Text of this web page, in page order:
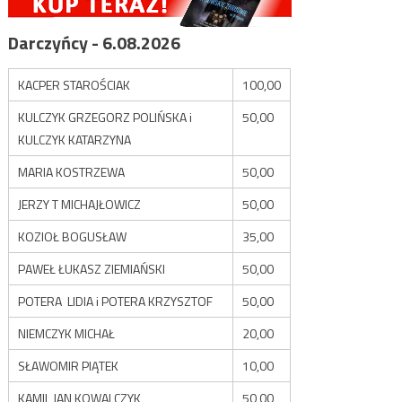
Darczyńcy - 6.08.2026
KACPER STAROŚCIAK
100,00
KULCZYK GRZEGORZ POLIŃSKA i
KULCZYK KATARZYNA
50,00
MARIA KOSTRZEWA
50,00
JERZY T MICHAJŁOWICZ
50,00
KOZIOŁ BOGUSŁAW
35,00
PAWEŁ ŁUKASZ ZIEMIAŃSKI
50,00
POTERA LIDIA i POTERA KRZYSZTOF
50,00
NIEMCZYK MICHAŁ
20,00
SŁAWOMIR PIĄTEK
10,00
KAMIL JAN KOWALCZYK
50,00